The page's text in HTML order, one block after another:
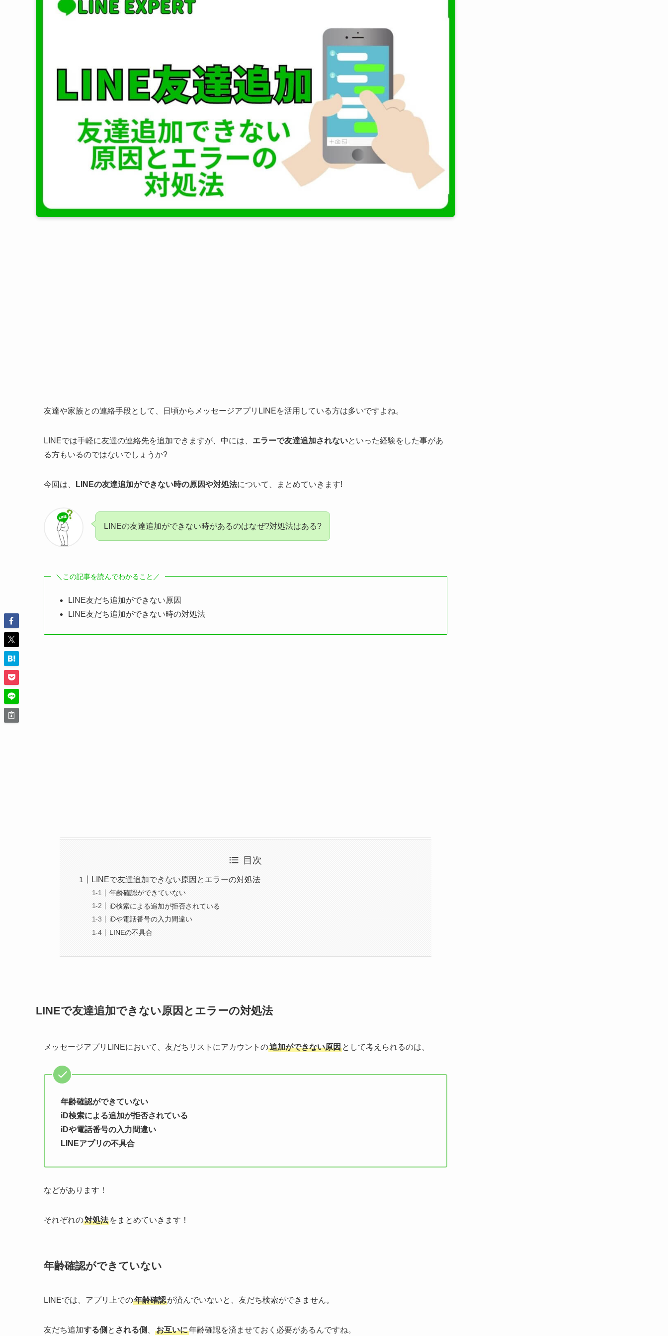
友達や家族との連絡手段として、日頃からメッセージアプリLINEを活用している方は多いですよね。
LINEでは手軽に友達の連絡先を追加できますが、中には、 エラーで友達追加されないといった経験をした事があ
る方もいるのではないでしょうか?
今回は、 LINEの友達追加ができない時の原因や対処法について、まとめていきます!
LINEの友達追加ができない時があるのはなぜ?対処法はある?
＼この記事を読んでわかること／
LINE友だち追加ができない原因
LINE友だち追加ができない時の対処法
目次
LINEで友達追加できない原因とエラーの対処法
年齢確認ができていない
iD検索による追加が拒否されている
iDや電話番号の入力間違い
LINEの不具合
LINEで友達追加できない原因とエラーの対処法
メッセージアプリLINEにおいて、友だちリストにアカウントの追加ができない原因 として考えられるのは、
年齢確認ができていない
iD検索による追加が拒否されている
iDや電話番号の入力間違い
LINEアプリの不具合
などがあります！
それぞれの対処法 をまとめていきます！
年齢確認ができていない
LINEでは、アプリ上での年齢確認が済んでいないと、友だち検索ができません。
友だち追加する側 と される側 お互いに年齢確認を済ませておく必要があるんですね。